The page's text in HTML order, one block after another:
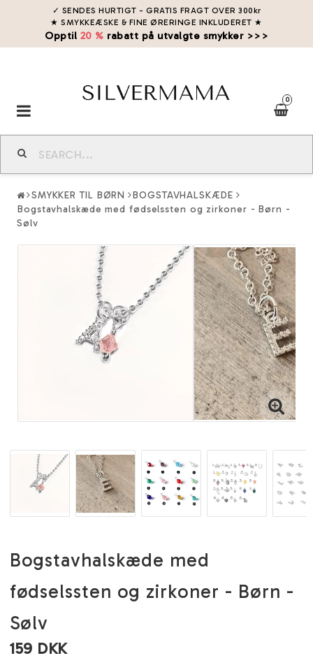
✓ SENDES HURTIGT - GRATIS FRAGT OVER 300kr
★ SMYKKEÆSKE & FINE ØRERINGE INKLUDERET ★
Opptil 20 % rabatt på utvalgte smykker >>>
0
Toggle
navigation
SMYKKER TIL BØRN
BOGSTAVHALSKÆDE
Bogstavhalskæde med fødselssten og zirkoner - Børn -
Sølv
Bogstavhalskæde med
fødselssten og zirkoner - Børn -
Sølv
159 DKK